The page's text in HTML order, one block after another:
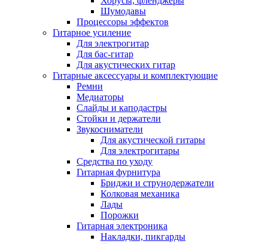
Шумодавы
Процессоры эффектов
Гитарное усиление
Для электрогитар
Для бас-гитар
Для акустических гитар
Гитарные аксессуары и комплектующие
Ремни
Медиаторы
Слайды и каподастры
Стойки и держатели
Звукосниматели
Для акустической гитары
Для электрогитары
Средства по уходу
Гитарная фурнитура
Бриджи и струнодержатели
Колковая механика
Лады
Порожки
Гитарная электроника
Накладки, пикгарды